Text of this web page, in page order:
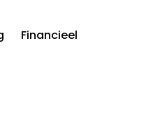
Financieel